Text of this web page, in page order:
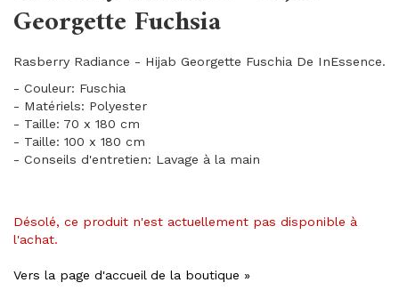
Georgette Fuchsia
Rasberry Radiance - Hijab Georgette Fuschia De InEssence.
- Couleur: Fuschia
- Matériels: Polyester
- Taille: 70 x 180 cm
- Taille: 100 x 180 cm
- Conseils d'entretien: Lavage à la main
Désolé, ce produit n'est actuellement pas disponible à
l'achat.
Vers la page d'accueil de la boutique »